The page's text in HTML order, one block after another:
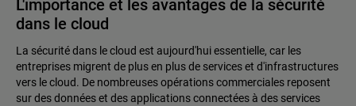
L'importance et les avantages de la sécurité
dans le cloud
La sécurité dans le cloud est aujourd'hui essentielle, car les
entreprises migrent de plus en plus de services et d'infrastructures
vers le cloud. De nombreuses opérations commerciales reposent
sur des données et des applications connectées à des services